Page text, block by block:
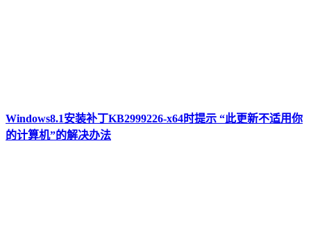
Windows8.1安装补丁KB2999226-x64时提示 “此更新不适用你
的计算机”的解决办法